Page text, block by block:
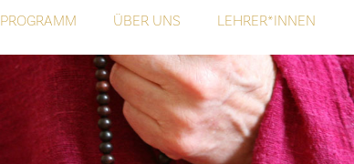
PROGRAMM ÜBER UNS LEHRER*INNEN